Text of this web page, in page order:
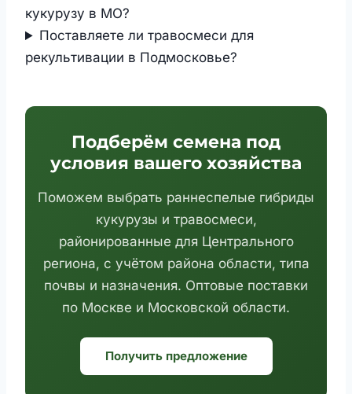
кукурузу в МО?
Поставляете ли травосмеси для
рекультивации в Подмосковье?
Подберём семена под
условия вашего хозяйства
Поможем выбрать раннеспелые гибриды
кукурузы и травосмеси,
районированные для Центрального
региона, с учётом района области, типа
почвы и назначения. Оптовые поставки
по Москве и Московской области.
Получить предложение